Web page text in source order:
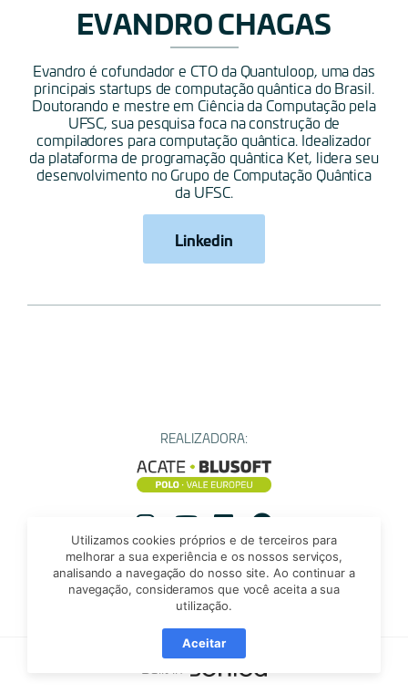
EVANDRO CHAGAS
Evandro é cofundador e CTO da Quantuloop, uma das
principais startups de computação quântica do Brasil.
Doutorando e mestre em Ciência da Computação pela
UFSC, sua pesquisa foca na construção de
compiladores para computação quântica. Idealizador
da plataforma de programação quântica Ket, lidera seu
desenvolvimento no Grupo de Computação Quântica
da UFSC.
Linkedin
REALIZADORA:
InstagramYouTubeInstagramFacebook
Built in
Utilizamos cookies próprios e de terceiros para
melhorar a sua experiência e os nossos serviços,
analisando a navegação do nosso site. Ao continuar a
navegação, consideramos que você aceita a sua
utilização.
Aceitar